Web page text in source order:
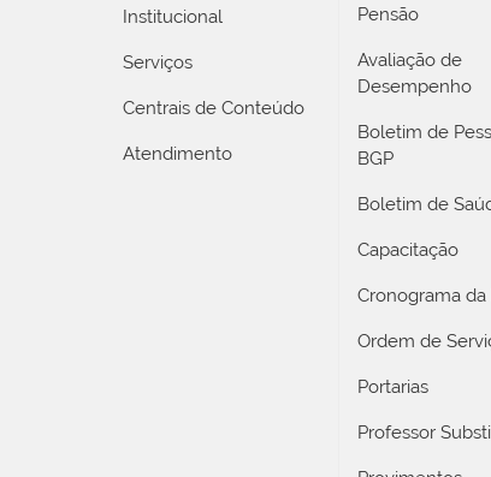
Institucional
Serviços
Centrais de Conteúdo
Atendimento
Pensão
Avaliação de
Desempenho
Boletim de
BGP
Boletim de
Capacitação
Cronograma da
Ordem de
Portarias
Professor